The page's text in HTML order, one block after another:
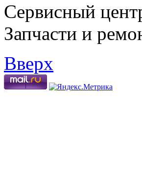
Сервисный
Запчасти и
Вверх